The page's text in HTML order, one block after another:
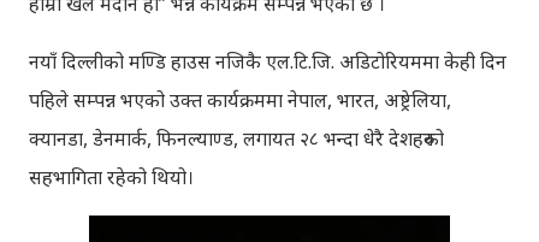
नयाँ दिल्लीको मण्डि हाउस नजिकै एल.टि.जि. अडिटोरियममा केही दिन
पहिले सम्पन्न भएको उक्त कार्यक्रममा नेपाल, भारत, अष्ट्रेलिया,
क्यानडा, डेनमार्क, फिनल्याण्ड, लगायत २८ भन्दा धेरै देशहरुको
सहभागिता रहेको थियो।